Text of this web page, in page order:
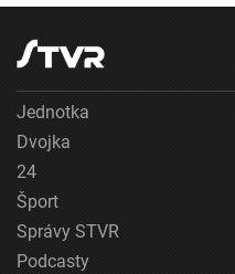
Jednotka
Dvojka
24
Šport
Správy STVR
Podcasty